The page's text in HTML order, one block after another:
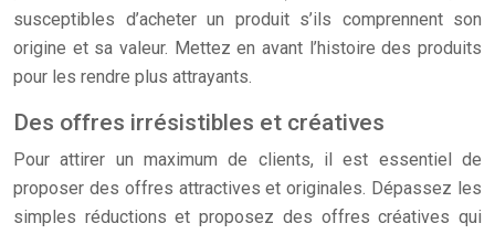
susceptibles d’acheter un produit s’ils comprennent son
origine et sa valeur. Mettez en avant l’histoire des produits
pour les rendre plus attrayants.
Des offres irrésistibles et créatives
Pour attirer un maximum de clients, il est essentiel de
proposer des offres attractives et originales. Dépassez les
simples réductions et proposez des offres créatives qui